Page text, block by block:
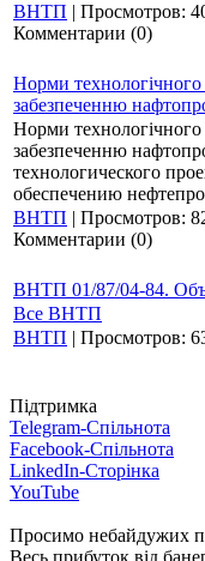
ВНТП | Просмотров:
Комментарии (0)
Норми
забезпеченню
Норми
забезпеченню
технологического
обеспечению
ВНТП | Просмотров:
Комментарии (0)
ВНТП 01/87/04-84.
Все ВНТП
ВНТП | Просмотров:
Підтримка
Telegram-Спільнота
Facebook-Спільнота
LinkedIn-Сторінка
YouTube
Просимо небайдужих
Весь прибуток від